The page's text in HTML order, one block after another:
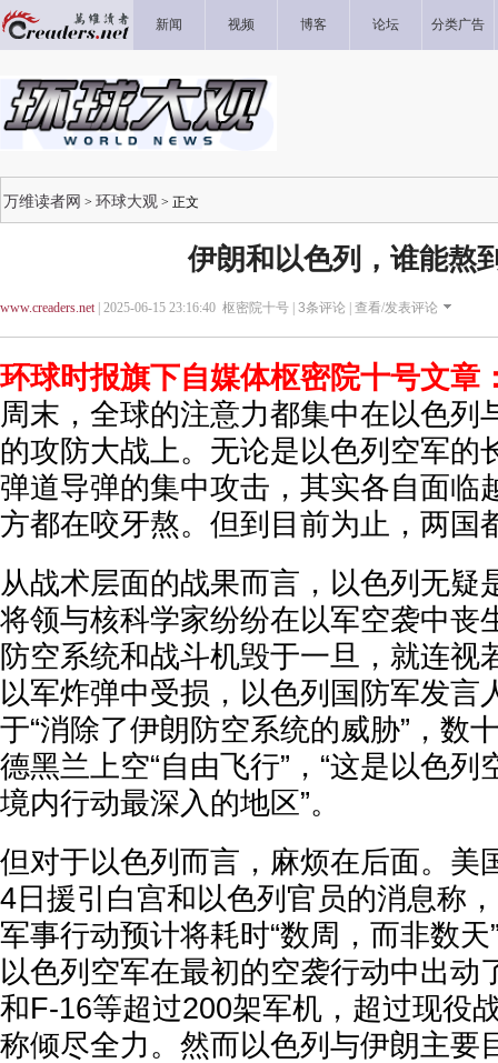
新闻 视频 博客 论坛 分类广告
万维读者网 > 环球大观 > 正文
伊朗和以色列，谁能熬
www.creaders.net| 2025-06-15 23:16:40 枢密院十号 | 3条评论 | 查看/发表评论
环球时报旗下自媒体枢密院十号文章
周末，全球的注意力都集中在以色列
的攻防大战上。无论是以色列空军的
弹道导弹的集中攻击，其实各自面临
方都在咬牙熬。但到目前为止，两国
从战术层面的战果而言，以色列无疑
将领与核科学家纷纷在以军空袭中丧
防空系统和战斗机毁于一旦，就连视
以军炸弹中受损，以色列国防军发言
于“消除了伊朗防空系统的威胁”，数
德黑兰上空“自由飞行”，“这是以色
境内行动最深入的地区”。
但对于以色列而言，麻烦在后面。美
4日援引白宫和以色列官员的消息称
军事行动预计将耗时“数周，而非数
以色列空军在最初的空袭行动中出动
和F-16等超过200架军机，超过现役
称倾尽全力。然而以色列与伊朗主要